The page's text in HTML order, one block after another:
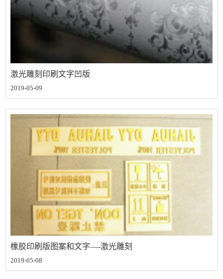
激光雕刻印刷文字凹版
2019-05-09
橡胶印刷版图案和文字—-激光雕刻
2019-05-08